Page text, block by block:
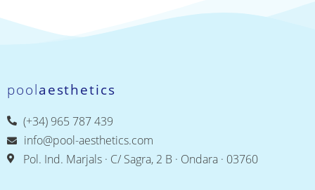
poolaesthetics
(+34) 965 787 439
info@pool-aesthetics.com
Pol. Ind. Marjals · C/ Sagra, 2 B · Ondara · 03760